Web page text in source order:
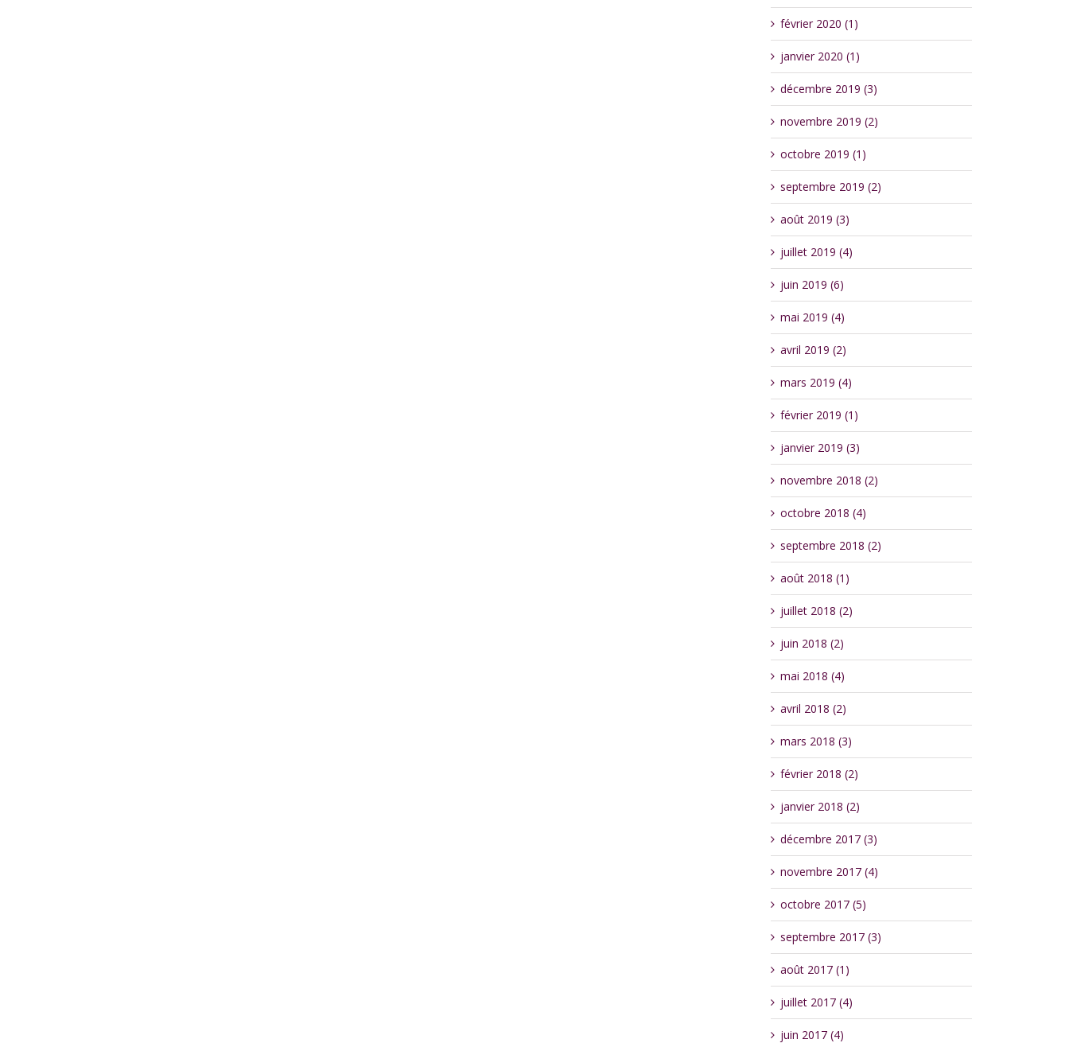
février 2020 (1)
janvier 2020 (1)
décembre 2019 (3)
novembre 2019 (2)
octobre 2019 (1)
septembre 2019 (2)
août 2019 (3)
juillet 2019 (4)
juin 2019 (6)
mai 2019 (4)
avril 2019 (2)
mars 2019 (4)
février 2019 (1)
janvier 2019 (3)
novembre 2018 (2)
octobre 2018 (4)
septembre 2018 (2)
août 2018 (1)
juillet 2018 (2)
juin 2018 (2)
mai 2018 (4)
avril 2018 (2)
mars 2018 (3)
février 2018 (2)
janvier 2018 (2)
décembre 2017 (3)
novembre 2017 (4)
octobre 2017 (5)
septembre 2017 (3)
août 2017 (1)
juillet 2017 (4)
juin 2017 (4)